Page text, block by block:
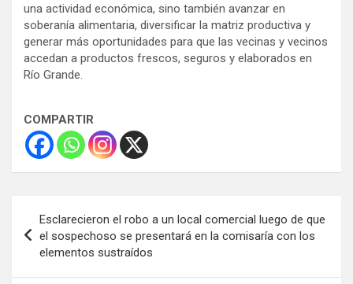
una actividad económica, sino también avanzar en
soberanía alimentaria, diversificar la matriz productiva y
generar más oportunidades para que las vecinas y vecinos
accedan a productos frescos, seguros y elaborados en
Río Grande.
COMPARTIR
de
entradas
Esclarecieron el robo a un local comercial luego de que
el sospechoso se presentará en la comisaría con los
elementos sustraídos